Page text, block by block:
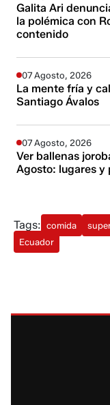
Galita Ari
la polémica con
contenido
07 Agosto, 2026
La mente fría y
Santiago Ávalos
07 Agosto, 2026
Ver ballenas
Agosto: lugares y
Tags: comida
Ecuador